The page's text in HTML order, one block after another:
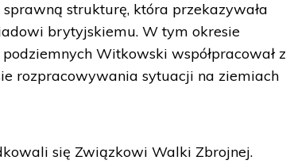
strukturę, która przekazywała
brytyjskiemu. W tym okresie
Witkowski współpracował z
rozpracowywania sytuacji na ziemiach
się Związkowi Walki Zbrojnej.